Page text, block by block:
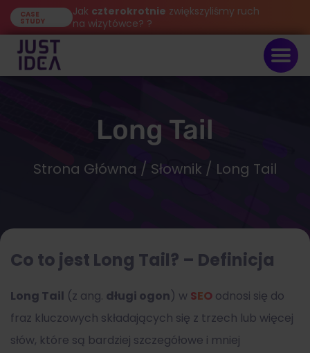
CASE
STUDY
Jak czterokrotnie zwiększyliśmy ruch
na wizytówce? ?
Long Tail
Strona Główna / Słownik / Long Tail
Co to jest Long Tail? – Definicja
Long Tail (z ang. długi ogon) w SEO odnosi się do
fraz kluczowych składających się z trzech lub więcej
słów, które są bardziej szczegółowe i mniej